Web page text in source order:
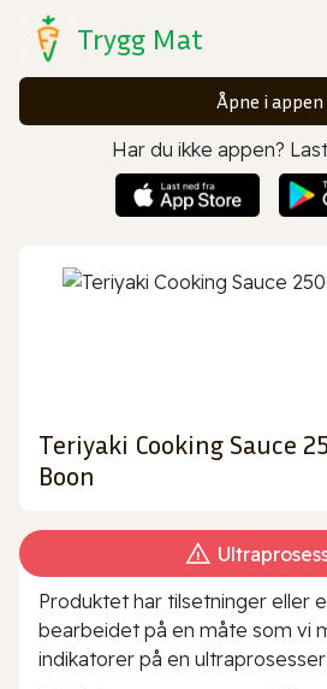
Trygg Mat
Åpne i appen
Har du ikke appen?
Teriyaki Cooking Sauce
Boon
Produktet har tilsetninger eller
bearbeidet på en måte som vi
indikatorer på en